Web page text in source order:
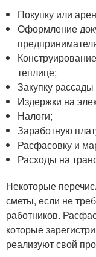
Покупку или
Оформление
теплице;
Закупку
Издержки на
Налоги;
Заработную
Расфасовку и
Расходы на
Некоторые
сметы, если не
работников.
которые
реализуют свой